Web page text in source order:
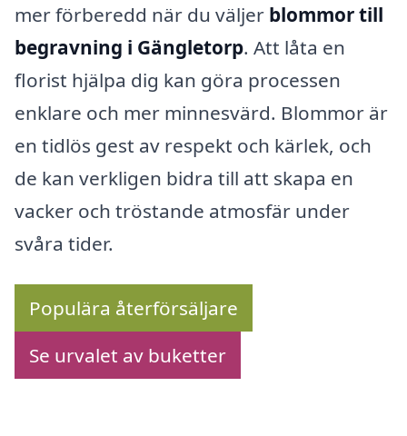
mer förberedd när du väljer blommor till
begravning i Gängletorp. Att låta en
florist hjälpa dig kan göra processen
enklare och mer minnesvärd. Blommor är
en tidlös gest av respekt och kärlek, och
de kan verkligen bidra till att skapa en
vacker och tröstande atmosfär under
svåra tider.
Populära återförsäljare
Se urvalet av buketter